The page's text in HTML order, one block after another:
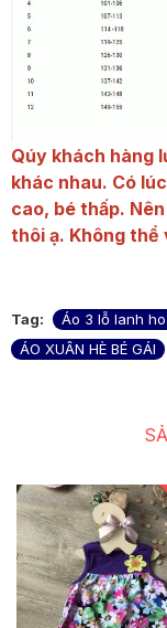
Qúy khách hàng
khác nhau. Có
cao, bé thấp.
thôi ạ. Không thể
Tag: Áo 3 lỗ lanh
ÁO XUÂN HÈ BÉ GÁI